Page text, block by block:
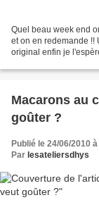
Quel beau week end
et on en redemande !!
original enfin je
Macarons au
goûter ?
Publié le 24/06/2010
Par lesateliersdhys